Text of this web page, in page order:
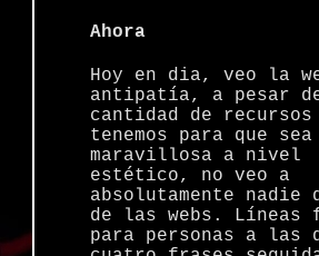
Ahora
Hoy en dia, veo la
antipatía, a pesar
cantidad de recursos
tenemos para que sea
maravillosa a nivel
estético, no veo a
absolutamente nadie
de las webs. Líneas
para personas a las